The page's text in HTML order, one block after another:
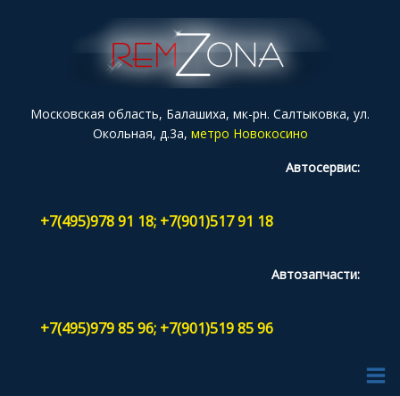
Московская область, Балашиха, мк-рн. Салтыковка, ул.
Окольная, д.3а, метро Новокосино
Автосервис:
+7(495)978 91 18; +7(901)517 91 18
Автозапчасти:
+7(495)979 85 96; +7(901)519 85 96